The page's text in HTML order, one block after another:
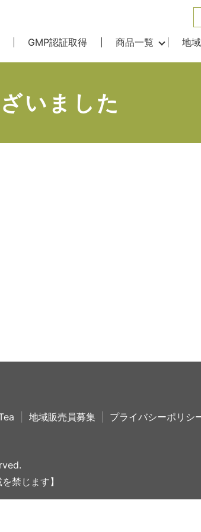
GMP認証取得 商品一覧 地
いました
地域販売員募集 プライバシーポリシ
禁じます】